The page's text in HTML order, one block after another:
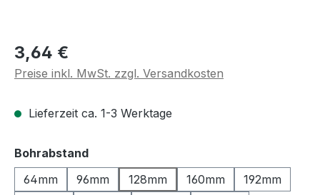
Regulärer Preis:
3,64 €
Preise inkl. MwSt. zzgl. Versandkosten
Lieferzeit ca. 1-3 Werktage
Bohrabstandauswählen
64mm
96mm 128mm 160mm
192mm